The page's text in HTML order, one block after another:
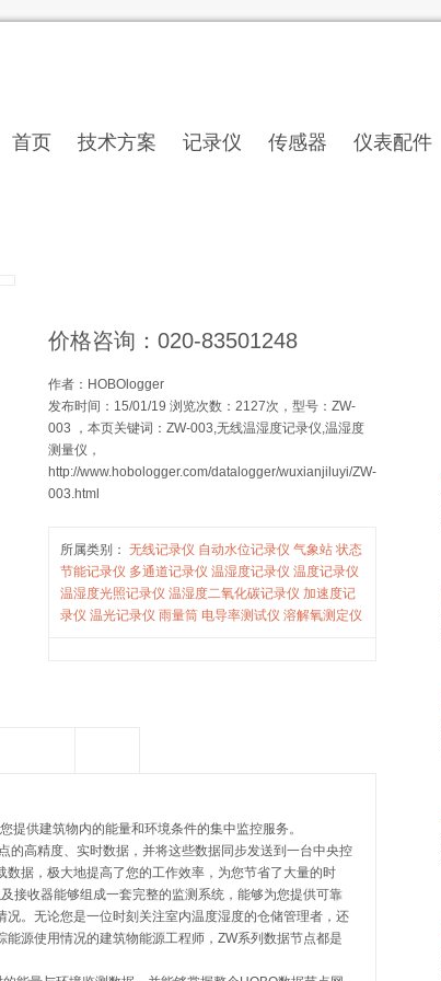
首页 技术方案 记录仪 传感器 仪表配件
价格咨询：020-83501248
作者：HOBOlogger
发布时间：15/01/19 浏览次数： 2127次，型号：ZW-
003 ，本页关键词：ZW-003,无线温湿度记录仪,温湿度
测量仪，
http://www.hobologger.com/datalogger/wuxianjiluyi/ZW-
003.html
所属类别： 无线记录仪 自动水位记录仪 气象站 状态
节能记录仪 多通道记录仪 温湿度记录仪 温度记录仪
温湿度光照记录仪 温湿度二氧化碳记录仪 加速度记
录仪 温光记录仪 雨量筒 电导率测试仪 溶解氧测定仪
提供建筑物内的能量和环境条件的集中监控服务。
高精度、实时数据，并将这些数据同步发送到一台中央控
据，极大地提高了您的工作效率，为您节省了大量的时
接收器能够组成一套完整的监测系统，能够为您提供可靠
。无论您是一位时刻关注室内温度湿度的仓储管理者，还
源使用情况的建筑物能源工程师，ZW系列数据节点都是